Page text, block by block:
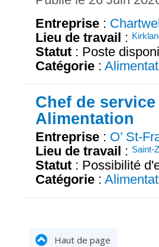
Entreprise :
Lieu de travail :
Statut : Poste
Catégorie :
Chef de service
Alimentation
Entreprise : O’ St-
Lieu de travail : Saint-
Statut : Possibilité
Catégorie :
Haut de page